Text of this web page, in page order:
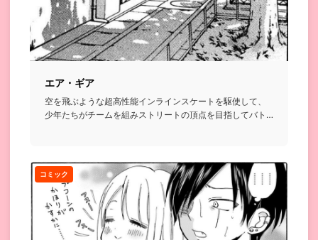
エア・ギア
空を飛ぶような超高性能インラインスケートを駆使して、
少年たちがチームを組みストリートの頂点を目指してバト
コミック